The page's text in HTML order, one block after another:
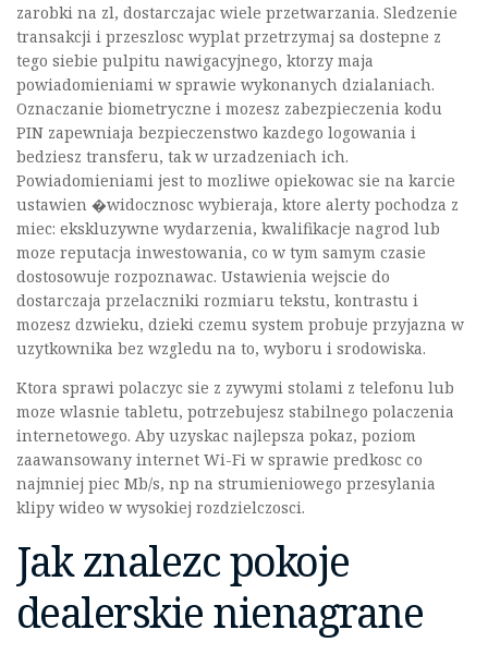
zarobki na zl, dostarczajac wiele przetwarzania. Sledzenie
transakcji i przeszlosc wyplat przetrzymaj sa dostepne z
tego siebie pulpitu nawigacyjnego, ktorzy maja
powiadomieniami w sprawie wykonanych dzialaniach.
Oznaczanie biometryczne i mozesz zabezpieczenia kodu
PIN zapewniaja bezpieczenstwo kazdego logowania i
bedziesz transferu, tak w urzadzeniach ich.
Powiadomieniami jest to mozliwe opiekowac sie na karcie
ustawien �widocznosc wybieraja, ktore alerty pochodza z
miec: ekskluzywne wydarzenia, kwalifikacje nagrod lub
moze reputacja inwestowania, co w tym samym czasie
dostosowuje rozpoznawac. Ustawienia wejscie do
dostarczaja przelaczniki rozmiaru tekstu, kontrastu i
mozesz dzwieku, dzieki czemu system probuje przyjazna w
uzytkownika bez wzgledu na to, wyboru i srodowiska.
Ktora sprawi polaczyc sie z zywymi stolami z telefonu lub
moze wlasnie tabletu, potrzebujesz stabilnego polaczenia
internetowego. Aby uzyskac najlepsza pokaz, poziom
zaawansowany internet Wi-Fi w sprawie predkosc co
najmniej piec Mb/s, np na strumieniowego przesylania
klipy wideo w wysokiej rozdzielczosci.
Jak znalezc pokoje
dealerskie nienagrane